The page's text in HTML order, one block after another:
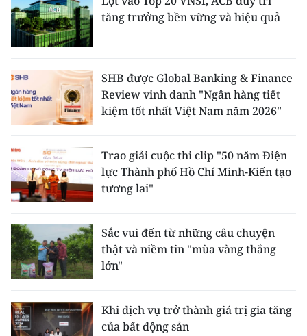
tăng trưởng bền vững và hiệu quả
SHB được Global Banking & Finance
Review vinh danh "Ngân hàng tiết
kiệm tốt nhất Việt Nam năm 2026"
Trao giải cuộc thi clip "50 năm Điện
lực Thành phố Hồ Chí Minh-Kiến tạo
tương lai"
Sắc vui đến từ những câu chuyện
thật và niềm tin "mùa vàng thắng
lớn"
Khi dịch vụ trở thành giá trị gia tăng
của bất động sản